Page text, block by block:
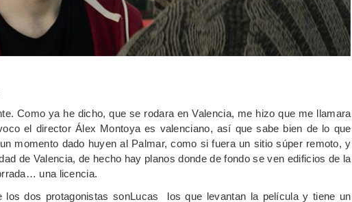
Como ya he dicho, que se rodara en Valencia, me hizo que me llamara
el director Álex Montoya es valenciano, así que sabe bien de lo que
momento dado huyen al Palmar, como si fuera un sitio súper remoto, y
de Valencia, de hecho hay planos donde de fondo se ven edificios de la
una licencia.
los dos protagonistas sonLucas los que levantan la película y tiene un